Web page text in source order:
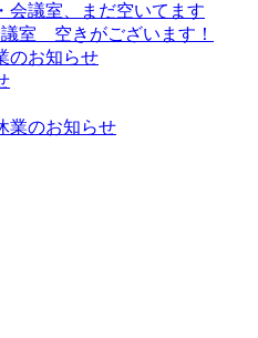
議室、まだ空いてます
室 空きがございます！
のお知らせ
業のお知らせ